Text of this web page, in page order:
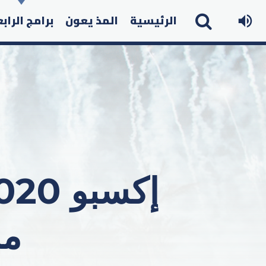
الرئيسية المذ يعون برامج